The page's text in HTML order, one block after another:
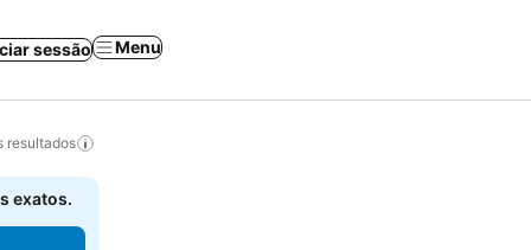
sessão Menu
resultados
exatos.